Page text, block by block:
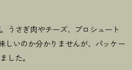
うさぎ肉やチーズ、プロシュート
いのか分かりませんが、パッケー
した。